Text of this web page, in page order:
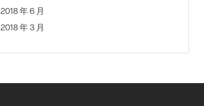
2018 年 6 月
2018 年 3 月